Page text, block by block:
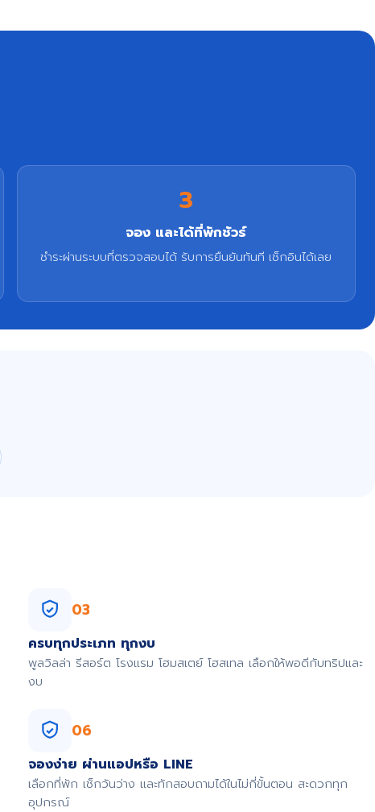
3
จอง และได้ที่พักชัวร์
ชำระผ่านระบบที่ตรวจสอบได้ รับการยืนยันทันที เช็กอินได้เลย
03
ครบทุกประเภท ทุกงบ
พูลวิลล่า รีสอร์ต โรงแรม โฮมสเตย์ โฮสเทล เลือกให้พอดีกับทริปและ
งบ
06
จองง่าย ผ่านแอปหรือ LINE
เลือกที่พัก เช็กวันว่าง และทักสอบถามได้ในไม่กี่ขั้นตอน สะดวกทุก
อุปกรณ์